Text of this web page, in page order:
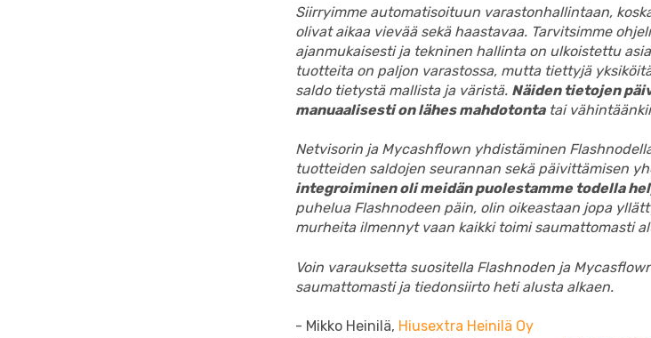
Siirryimme automatisoituun varastonhallintaan,
olivat aikaa vievää sekä haastavaa. Tarvitsimme
ajanmukaisesti ja tekninen hallinta on ulkoistettu
tuotteita on paljon varastossa, mutta tiettyjä
saldo tietystä mallista ja väristä. Näiden tietojen
manuaalisesti on lähes mahdotontatai
Netvisorin ja Mycashflown yhdistäminen
tuotteiden saldojen seurannan sekä päivittämisen
integroiminen oli meidän puolestamme todella
puhelua Flashnodeen päin, olin oikeastaan jopa
murheita ilmennyt vaan kaikki toimi saumattomasti
Voin varauksetta suositella Flashnoden ja
saumattomasti ja tiedonsiirto heti alusta alkaen.
- Mikko Heinilä, Hiusextra Heinilä Oy